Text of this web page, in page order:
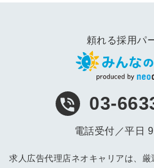
頼れる採用パ
03-
電話受付／平日
求人広告代理店ネオキャリアは、